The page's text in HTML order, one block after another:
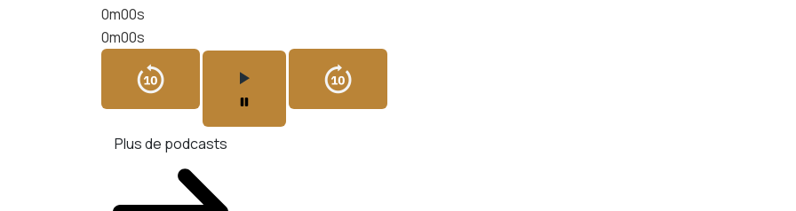
0m00s
0m00s
Plus de podcasts